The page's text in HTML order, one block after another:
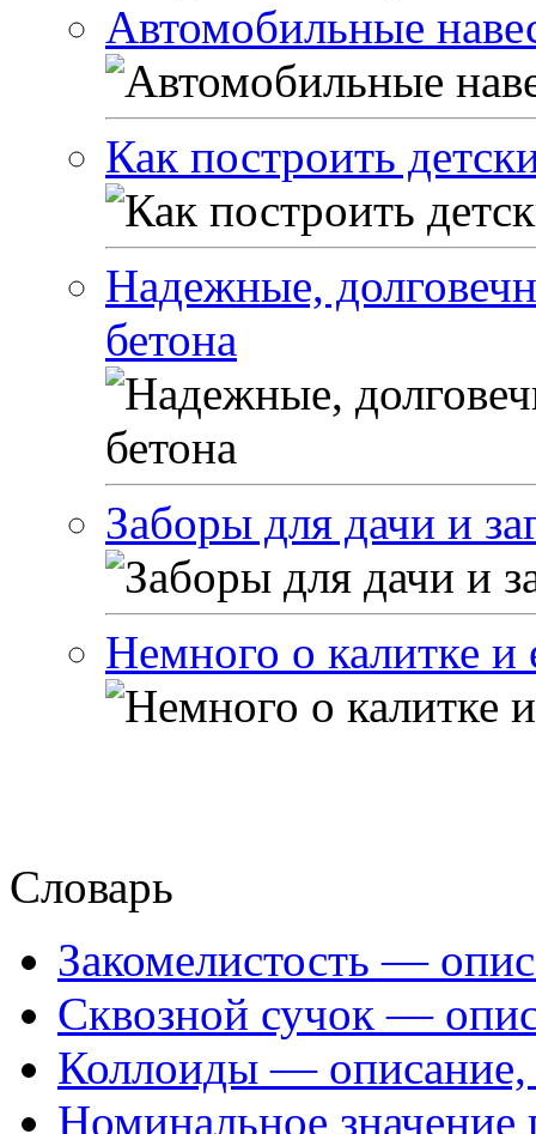
Автомобильные
Как построить
Надежные,
бетона
Заборы для дачи и
Немного о калитке и
Словарь
Закомелистость —
Сквозной сучок —
Коллоиды — описание,
Номинальное значение